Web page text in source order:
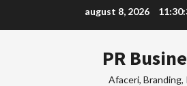
august 8, 2026
PR
Afaceri, Branding,